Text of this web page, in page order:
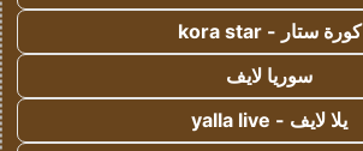
كورة ستار - kora star
سوريا لايف
يلا لايف - yalla live